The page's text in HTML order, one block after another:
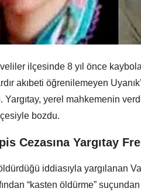
ilçesinde 8 yıl önce
akıbeti öğrenilemeyen
Yargıtay, yerel mahkemenin
bozdu.
Cezasına Yargıtay
iddiasıyla yargılanan
“kasten öldürme” suçundan